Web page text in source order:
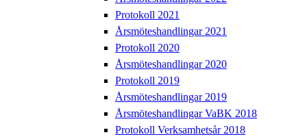
Protokoll 2021
Årsmöteshandlingar 2021
Protokoll 2020
Årsmöteshandlingar 2020
Protokoll 2019
Årsmöteshandlingar 2019
Årsmöteshandlingar VaBK 2018
Protokoll Verksamhetsår 2018